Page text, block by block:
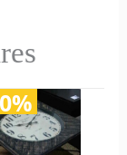
prix
initial
était :
Le
prix
actuel
est :